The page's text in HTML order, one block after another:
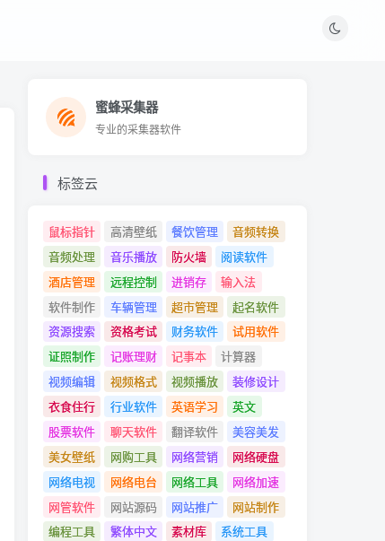
蜜蜂采集器
专业的采集器软件
蜜蜂采集器
专业的采集器软件
标签云
鼠标指针 高清壁纸 餐饮管理
音频转换
音频处理
音乐播放 防火墙
阅读软件
酒店管理
远程控制 进销存
输入法
软件制作
车辆管理 超市管理
起名软件
资源搜索
资格考试 财务软件
试用软件
证照制作
记账理财 记事本
计算器
视频编辑
视频格式 视频播放
装修设计
衣食住行
行业软件 英语学习
英文
股票软件
聊天软件 翻译软件
美容美发
美女壁纸
网购工具 网络营销
网络硬盘
网络电视
网络电台 网络工具
网络加速
网管软件
网站源码 网站推广
网站制作
编程工具
繁体中文 素材库
系统工具